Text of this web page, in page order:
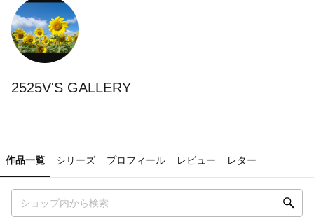
2525V'S GALLERY
作品一覧 シリーズ プロフィール レビュー レター